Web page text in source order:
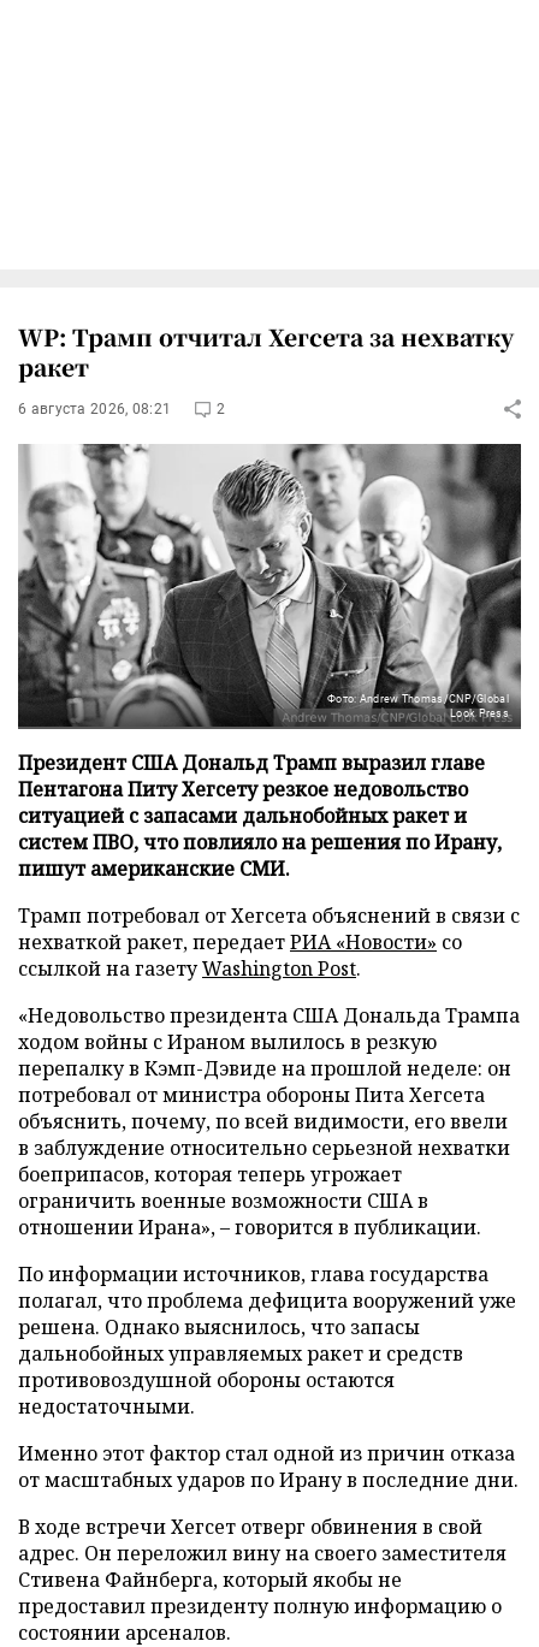
WP: Трамп отчитал Хегсета за нехватку
ракет
6 августа 2026, 08:21 2
Фото: Andrew Thomas/CNP/Global
Look Press
Президент США Дональд Трамп выразил главе
Пентагона Питу Хегсету резкое недовольство
ситуацией с запасами дальнобойных ракет и
систем ПВО, что повлияло на решения по Ирану,
пишут американские СМИ.
Трамп потребовал от Хегсета объяснений в связи с
нехваткой ракет, передаетРИА «Новости» со
ссылкой на газетуWashington Post.
«Недовольство президента США Дональда Трампа
ходом войны с Ираном вылилось в резкую
перепалку в Кэмп-Дэвиде на прошлой неделе: он
потребовал от министра обороны Пита Хегсета
объяснить, почему, по всей видимости, его ввели
в заблуждение относительно серьезной нехватки
боеприпасов, которая теперь угрожает
ограничить военные возможности США в
отношении Ирана», – говорится в публикации.
По информации источников, глава государства
полагал, что проблема дефицита вооружений уже
решена. Однако выяснилось, что запасы
дальнобойных управляемых ракет и средств
противовоздушной обороны остаются
недостаточными.
Именно этот фактор стал одной из причин отказа
от масштабных ударов по Ирану в последние дни.
В ходе встречи Хегсет отверг обвинения в свой
адрес. Он переложил вину на своего заместителя
Стивена Файнберга, который якобы не
предоставил президенту полную информацию о
состоянии арсеналов.